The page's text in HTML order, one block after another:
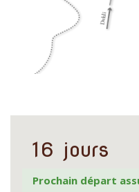
16 jours
Prochain départ